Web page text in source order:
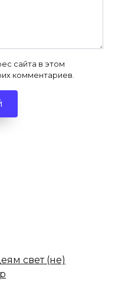
сайта в этом
комментариев.
свет (не)